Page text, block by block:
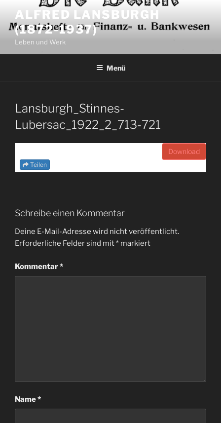
Inhalt
springen
ALFRED LANSBURGH
(1872-1937)
Leben und Werk
Menü
Lansburgh_Stinnes-
Lubersac_1922_2_713-721
Download
Teilen
Schreibe einen Kommentar
Deine E-Mail-Adresse wird nicht veröffentlicht.
Erforderliche Felder sind mit* markiert
Kommentar*
Name*